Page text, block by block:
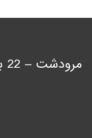
مرودشت – 22 بهمن شمالی